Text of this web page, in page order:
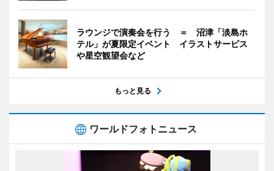
ラウンジで演奏会を行う ＝ 沼津「淡島ホ
テル」が夏限定イベント イラストサービス
や星空観望会など
もっと見る
ワールドフォトニュース